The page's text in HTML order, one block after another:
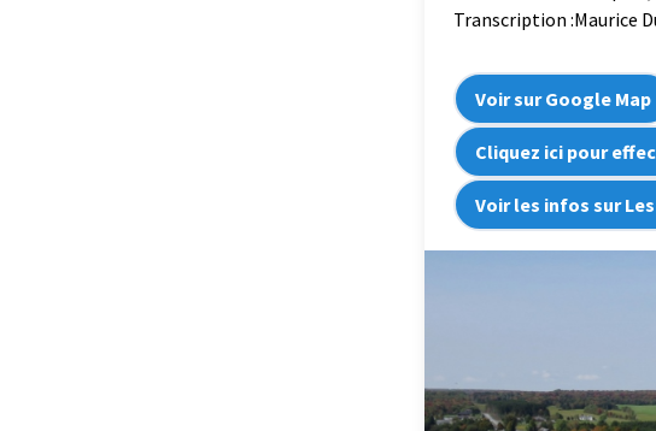
Transcription :Maurice
Voir sur Google Map
Cliquez ici pour
Voir les infos sur